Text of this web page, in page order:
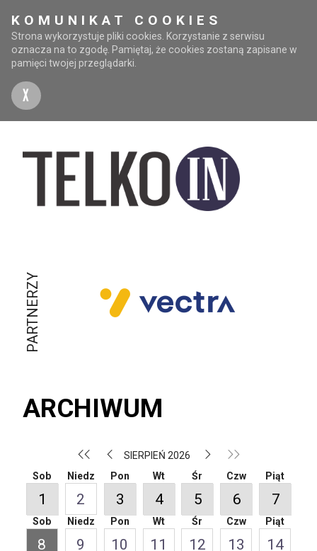
KOMUNIKAT COOKIES
Strona wykorzystuje pliki cookies. Korzystanie z serwisu
oznacza na to zgodę. Pamiętaj, że cookies zostaną zapisane w
pamięci twojej przeglądarki.
X
PARTNERZY
ARCHIWUM
SIERPIEŃ 2026
Sob
1
Niedz
2
Pon
3
Wt
4
Śr
5
Czw
6
Piąt
7
Sob
8
Niedz
9
Pon
10
Wt
11
Śr
12
Czw
13
Piąt
14